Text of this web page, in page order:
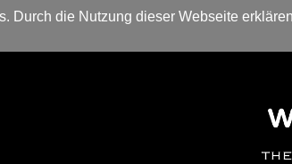
Durch die Nutzung dieser Webseite